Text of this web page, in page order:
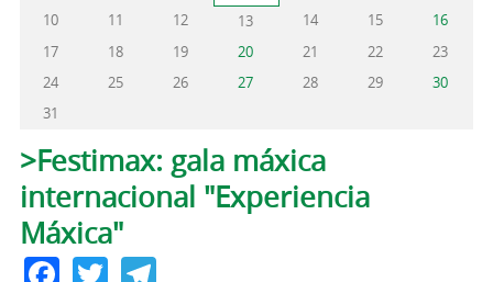
10
11 12 13 14 15
16
17
18 19 20 21 22
23
24
25 26 27 28 29
30
31
Pestanas principais
>Festimax: gala máxica
internacional "Experiencia
Máxica"